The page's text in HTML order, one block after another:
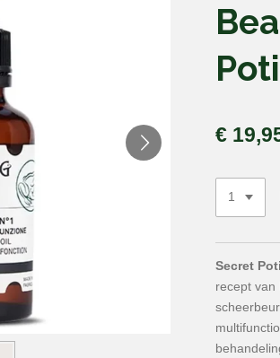
€
Secret
recept van